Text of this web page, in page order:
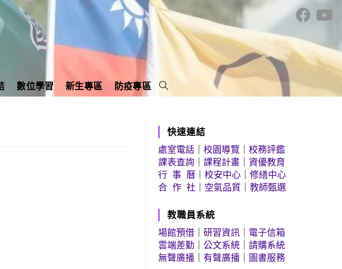
數位學習 新生專區 防疫專區
快速連結
處室電話 ｜校園導覽 ｜校務評鑑
課表查詢 ｜課程計畫 ｜資優教育
行 事 曆 ｜校安中心 ｜修繕中心
合 作 社
空氣品質 ｜教師甄選
教職員系統
場館預借 ｜研習資訊
電子信箱
雲端差勤 ｜公文系統 ｜請購系統
無聲廣播
有聲廣播 圖書服務